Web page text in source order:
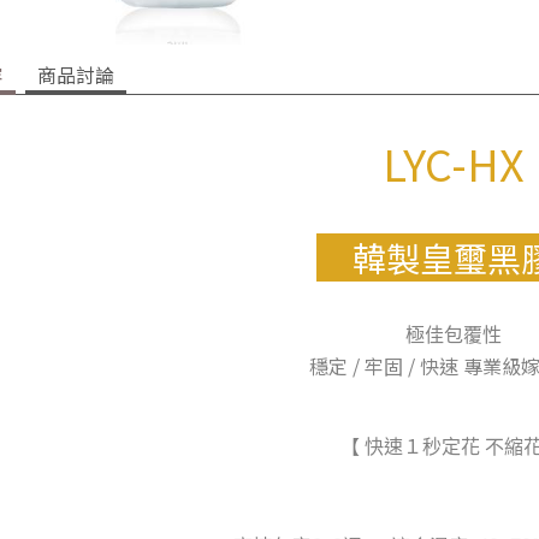
商品討論
LYC-HX
韓製皇璽黑
極佳包覆性
穩定 / 牢固 / 快速 專業級
【 快速１秒定花 不縮花